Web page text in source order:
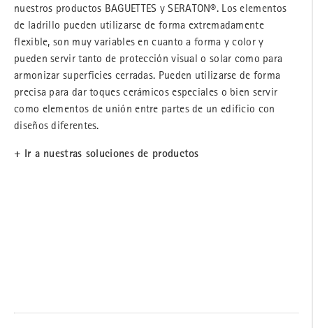
nuestros productos BAGUETTES y SERATON®. Los elementos
de ladrillo pueden utilizarse de forma extremadamente
flexible, son muy variables en cuanto a forma y color y
pueden servir tanto de protección visual o solar como para
armonizar superficies cerradas. Pueden utilizarse de forma
precisa para dar toques cerámicos especiales o bien servir
como elementos de unión entre partes de un edificio con
diseños diferentes.
+ Ir a nuestras soluciones de productos